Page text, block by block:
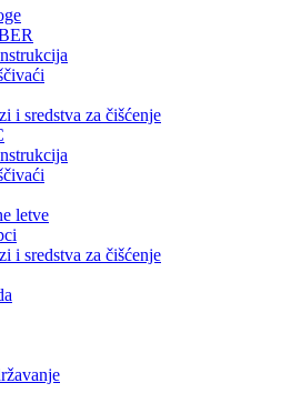
i sredstva za čišćenje
letve
i sredstva za čišćenje